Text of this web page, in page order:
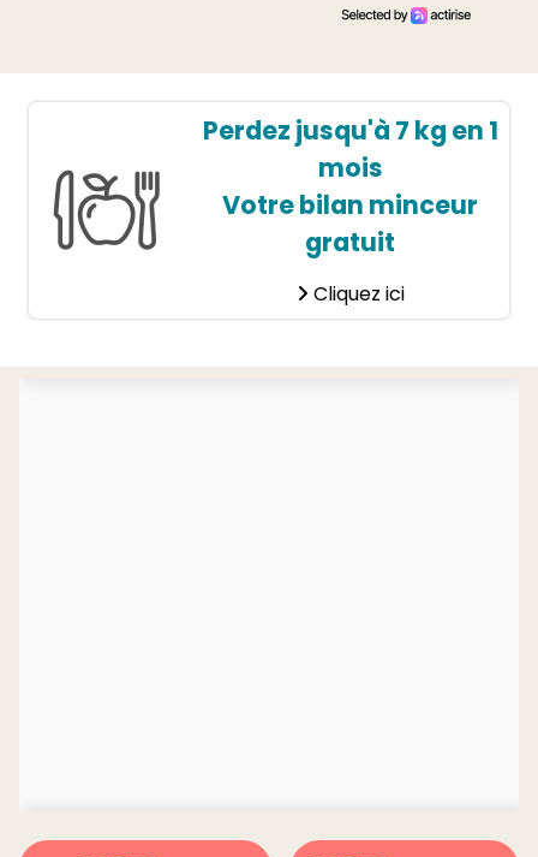
Perdez jusqu'à 7 kg en 1
mois
Votre bilan minceur
gratuit
Cliquez ici